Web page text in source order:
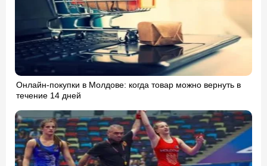
Онлайн-покупки в Молдове: когда товар можно вернуть в
течение 14 дней